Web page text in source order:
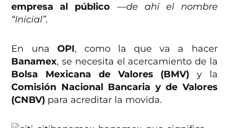
empresa al público —de ahí el nombre
“Inicial”.
En una OPI, como la que va a hacer
Banamex, se necesita el acercamiento de la
Bolsa Mexicana de Valores (BMV) y la
Comisión Nacional Bancaria y de Valores
(CNBV) para acreditar la movida.